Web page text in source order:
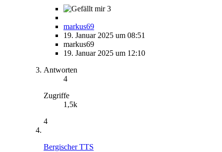
3
markus69
19. Januar 2025 um 08:51
markus69
19. Januar 2025 um 12:10
Antworten
4
Zugriffe
1,5k
4
Bergischer TTS